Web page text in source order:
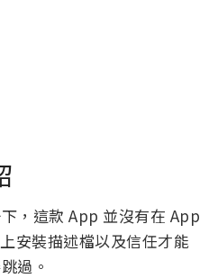
，這款 App 並沒有在 App
安裝描述檔以及信任才能
過。